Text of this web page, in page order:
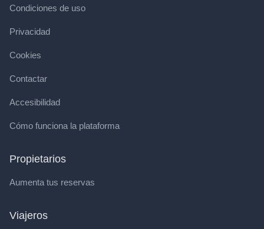
Condiciones de uso
Privacidad
Cookies
Contactar
Accesibilidad
Cómo funciona la plataforma
Propietarios
Aumenta tus reservas
Viajeros